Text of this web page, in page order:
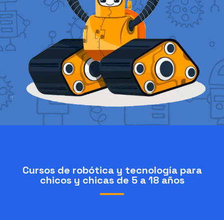
Cursos de robótica y tecnología para
chicos y chicas de 5 a 18 años